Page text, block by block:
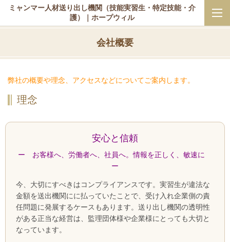
ミャンマー人材送り出し機関（技能実習生・特定技能・介
護）｜ホープウィル
会社概要
弊社の概要や理念、アクセスなどについてご案内します。
理念
安心と信頼
ー お客様へ、労働者へ、社員へ。情報を正しく、敏速に
ー
今、大切にすべきはコンプライアンスです。実習生が違法な
金額を送出機関にに払っていたことで、受け入れ企業側の責
任問題に発展するケースもあります。送り出し機関の透明性
がある正当な経営は、監理団体様や企業様にとっても大切と
なっています。